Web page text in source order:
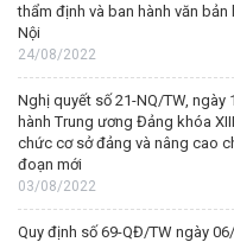
thẩm định và ban hành văn
Nội
24/08/2022
Nghị quyết số 21-NQ/TW, ngày
hành Trung ương Đảng khóa
chức cơ sở đảng và nâng cao
đoạn mới
03/08/2022
Quy định số 69-QĐ/TW ngày